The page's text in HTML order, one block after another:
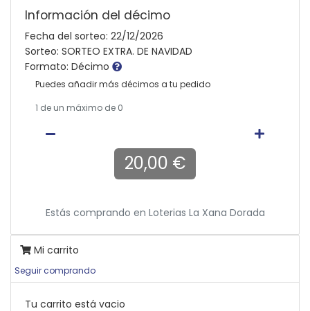
Información del décimo
Fecha del sorteo: 22/12/2026
Sorteo: SORTEO EXTRA. DE NAVIDAD
Formato: Décimo
Puedes añadir más décimos a tu pedido
1 de un máximo de 0
20,00 €
Estás comprando en Loterias La Xana Dorada
Mi carrito
Seguir comprando
Tu carrito está vacio